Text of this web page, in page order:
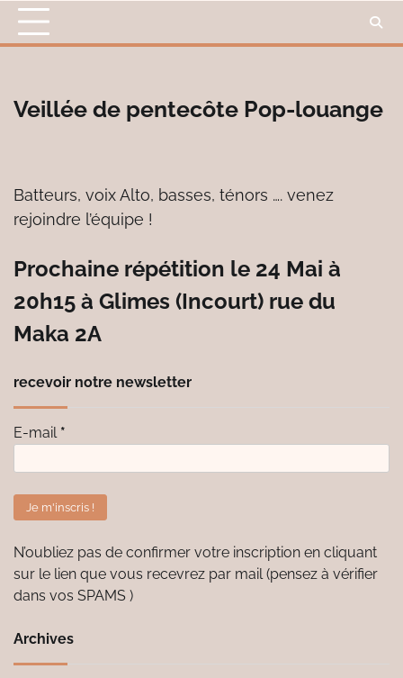
Skip
content
Veillée de pentecôte Pop-louange
Batteurs, voix Alto, basses, ténors …. venez
rejoindre l’équipe !
Prochaine répétition le 24 Mai à
20h15 à Glimes (Incourt) rue du
Maka 2A
recevoir notre newsletter
E-mail *
N’oubliez pas de confirmer votre inscription en cliquant
sur le lien que vous recevrez par mail (pensez à vérifier
dans vos SPAMS )
Archives